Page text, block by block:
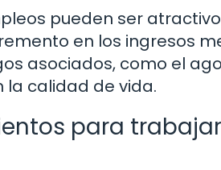
pueden ser
en los ingresos
asociados, como el
la calidad de vida.
para